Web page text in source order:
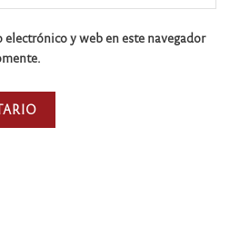
y web en este navegador